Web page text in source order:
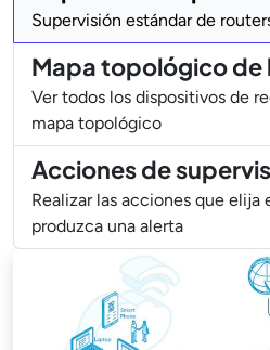
Supervisión estándar de
Mapa topológico de
Ver todos los dispositivos de
mapa topológico
Acciones de
Realizar las acciones que elija
produzca una alerta